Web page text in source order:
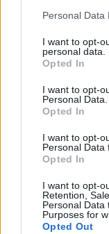
Personal Data
I want to opt-
personal data.
Opted In
I want to opt-
Personal Data.
Opted In
I want to opt-
Personal Data
Opted In
I want to opt-
Retention,
Personal Data
Purposes for
Opted Out
Thanasi
vida cuando
Analiza algunos
ayudar mucho a